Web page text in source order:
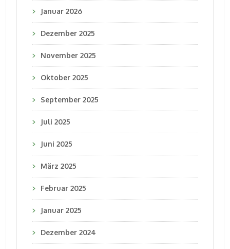
Januar 2026
Dezember 2025
November 2025
Oktober 2025
September 2025
Juli 2025
Juni 2025
März 2025
Februar 2025
Januar 2025
Dezember 2024